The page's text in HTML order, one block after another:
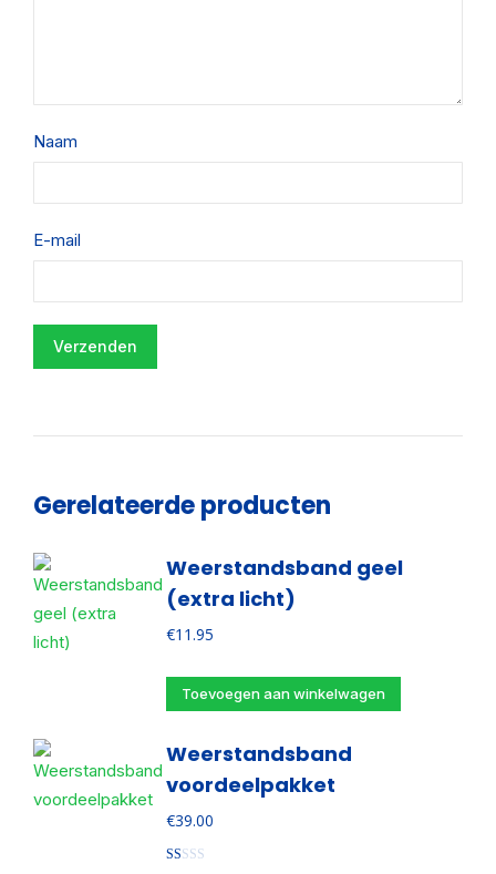
Naam
E-mail
Gerelateerde producten
Weerstandsband geel
(extra licht)
€11.95
Toevoegen aan winkelwagen
Weerstandsband
voordeelpakket
€39.00